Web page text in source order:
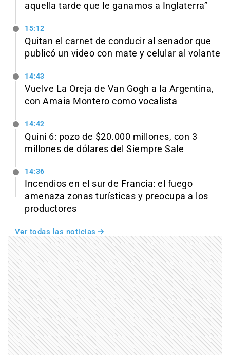
aquella tarde que le ganamos a Inglaterra”
15:12
Quitan el carnet de conducir al senador que
publicó un video con mate y celular al volante
14:43
Vuelve La Oreja de Van Gogh a la Argentina,
con Amaia Montero como vocalista
14:42
Quini 6: pozo de $20.000 millones, con 3
millones de dólares del Siempre Sale
14:36
Incendios en el sur de Francia: el fuego
amenaza zonas turísticas y preocupa a los
productores
Ver todas las noticias